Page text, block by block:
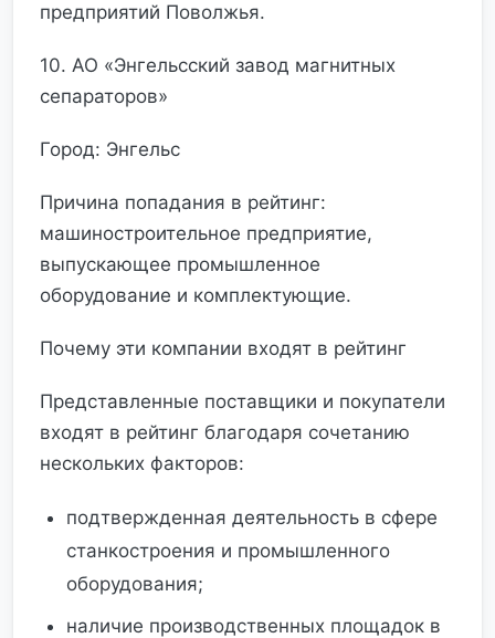
предприятий Поволжья.
10. АО «Энгельсский завод магнитных
сепараторов»
Город: Энгельс
Причина попадания в рейтинг:
машиностроительное предприятие,
выпускающее промышленное
оборудование и комплектующие.
Почему эти компании входят в рейтинг
Представленные поставщики и покупатели
входят в рейтинг благодаря сочетанию
нескольких факторов:
подтвержденная деятельность в сфере
станкостроения и промышленного
оборудования;
наличие производственных площадок в